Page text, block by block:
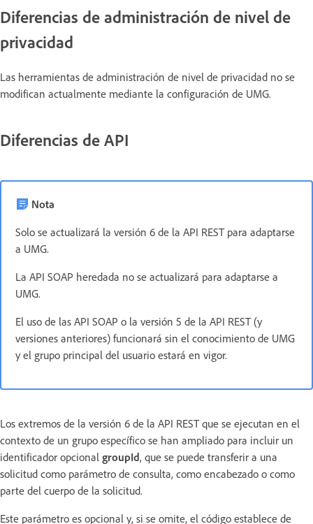
Diferencias de administración de nivel de
privacidad
Las herramientas de administración de nivel de privacidad no se
modifican actualmente mediante la configuración de UMG.
Diferencias de API
Nota
Solo se actualizará la versión 6 de la API REST para adaptarse
a UMG.
La API SOAP heredada no se actualizará para adaptarse a
UMG.
El uso de las API SOAP o la versión 5 de la API REST (y
versiones anteriores) funcionará sin el conocimiento de UMG
y el grupo principal del usuario estará en vigor.
Los extremos de la versión 6 de la API REST que se ejecutan en el
contexto de un grupo específico se han ampliado para incluir un
identificador opcional groupId, que se puede transferir a una
solicitud como parámetro de consulta, como encabezado o como
parte del cuerpo de la solicitud.
Este parámetro es opcional y, si se omite, el código establece de